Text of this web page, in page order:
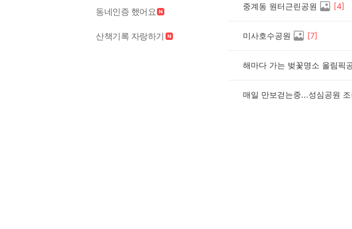
동네인증 했어요
산책기록 자랑하기
중계동 원터근린공원 [4]
미사호수공원 [7]
해마다 가는 벚꽃명소 올림픽
매일 만보걷는중...성심공원